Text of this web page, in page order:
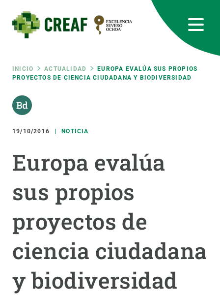
contenido
principal
Ruta
de
navegación
INICIO ACTUALIDAD
EUROPA EVALÚA SUS PROPIOS
PROYECTOS DE CIENCIA CIUDADANA Y BIODIVERSIDAD
19/10/2016 NOTICIA
Europa evalúa
sus propios
proyectos de
ciencia ciudadana
y biodiversidad
RRSS
Featured
responsive
INTRANET
Responsive
menu
INVESTIGACIÓN
CIENCIA EN ACCIÓN
ÚNETE A NOSOTROS
PARTICIPA